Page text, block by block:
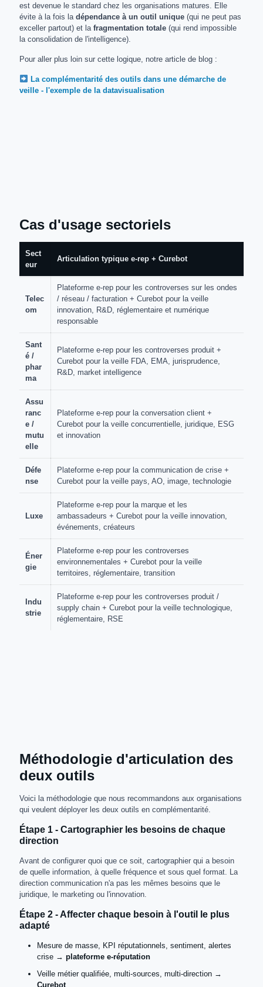
est devenue le standard chez les organisations matures. Elle
évite à la fois la dépendance à un outil unique (qui ne peut pas
exceller partout) et la fragmentation totale (qui rend impossible
la consolidation de l'intelligence).
Pour aller plus loin sur cette logique, notre article de blog :
La complémentarité des outils dans une démarche de
veille - l'exemple de la datavisualisation
Cas d'usage sectoriels
Sect
eur
Articulation typique e-rep + Curebot
Telec
om
Plateforme e-rep pour les controverses sur les ondes
/ réseau / facturation + Curebot pour la veille
innovation, R&D, réglementaire et numérique
responsable
Sant
é /
phar
ma
Plateforme e-rep pour les controverses produit +
Curebot pour la veille FDA, EMA, jurisprudence,
R&D, market intelligence
Assu
ranc
e /
mutu
elle
Plateforme e-rep pour la conversation client +
Curebot pour la veille concurrentielle, juridique, ESG
et innovation
Défe
nse
Plateforme e-rep pour la communication de crise +
Curebot pour la veille pays, AO, image, technologie
Luxe
Plateforme e-rep pour la marque et les
ambassadeurs + Curebot pour la veille innovation,
événements, créateurs
Éner
gie
Plateforme e-rep pour les controverses
environnementales + Curebot pour la veille
territoires, réglementaire, transition
Indu
strie
Plateforme e-rep pour les controverses produit /
supply chain + Curebot pour la veille technologique,
réglementaire, RSE
Méthodologie d'articulation des
deux outils
Voici la méthodologie que nous recommandons aux organisations
qui veulent déployer les deux outils en complémentarité.
Étape 1 - Cartographier les besoins de chaque
direction
Avant de configurer quoi que ce soit, cartographier qui a besoin
de quelle information, à quelle fréquence et sous quel format. La
direction communication n'a pas les mêmes besoins que le
juridique, le marketing ou l'innovation.
Étape 2 - Affecter chaque besoin à l'outil le plus
adapté
Mesure de masse, KPI réputationnels, sentiment, alertes
crise → plateforme e-réputation
Veille métier qualifiée, multi-sources, multi-direction →
Curebot